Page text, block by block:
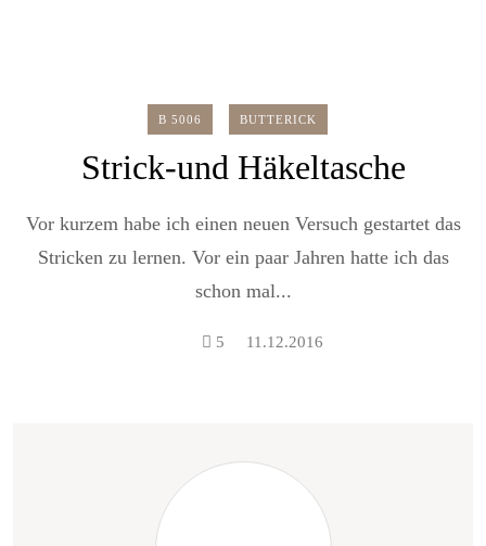
B 5006 BUTTERICK
Strick-und Häkeltasche
Vor kurzem habe ich einen neuen Versuch gestartet das
Stricken zu lernen. Vor ein paar Jahren hatte ich das
schon mal...
5 11.12.2016